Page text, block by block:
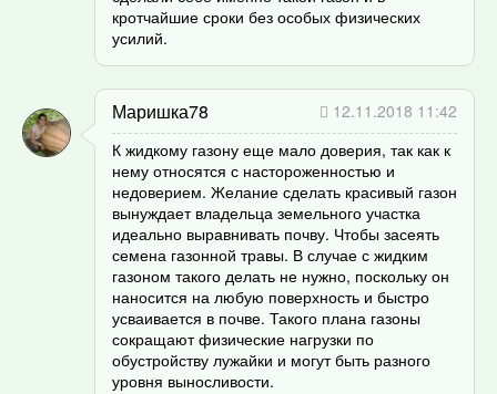
кротчайшие сроки без особых физических
усилий.
Маришка78
12.11.2018 11:42
К жидкому газону еще мало доверия, так как к
нему относятся с настороженностью и
недоверием. Желание сделать красивый газон
вынуждает владельца земельного участка
идеально выравнивать почву. Чтобы засеять
семена газонной травы. В случае с жидким
газоном такого делать не нужно, поскольку он
наносится на любую поверхность и быстро
усваивается в почве. Такого плана газоны
сокращают физические нагрузки по
обустройству лужайки и могут быть разного
уровня выносливости.